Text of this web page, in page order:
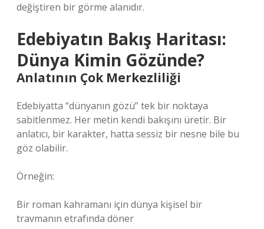
değiştiren bir görme alanıdır.
Edebiyatın Bakış Haritası:
Dünya Kimin Gözünde?
Anlatının Çok Merkezliliği
Edebiyatta “dünyanın gözü” tek bir noktaya
sabitlenmez. Her metin kendi bakışını üretir. Bir
anlatıcı, bir karakter, hatta sessiz bir nesne bile bu
göz olabilir.
Örneğin:
Bir roman kahramanı için dünya kişisel bir
travmanın etrafında döner